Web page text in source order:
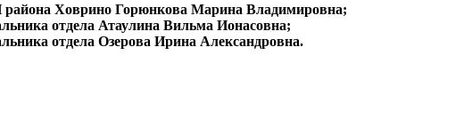
района Ховрино Горюнкова Марина Владимировна;
отдела Атаулина Вильма Ионасовна;
отдела Озерова Ирина Александровна.